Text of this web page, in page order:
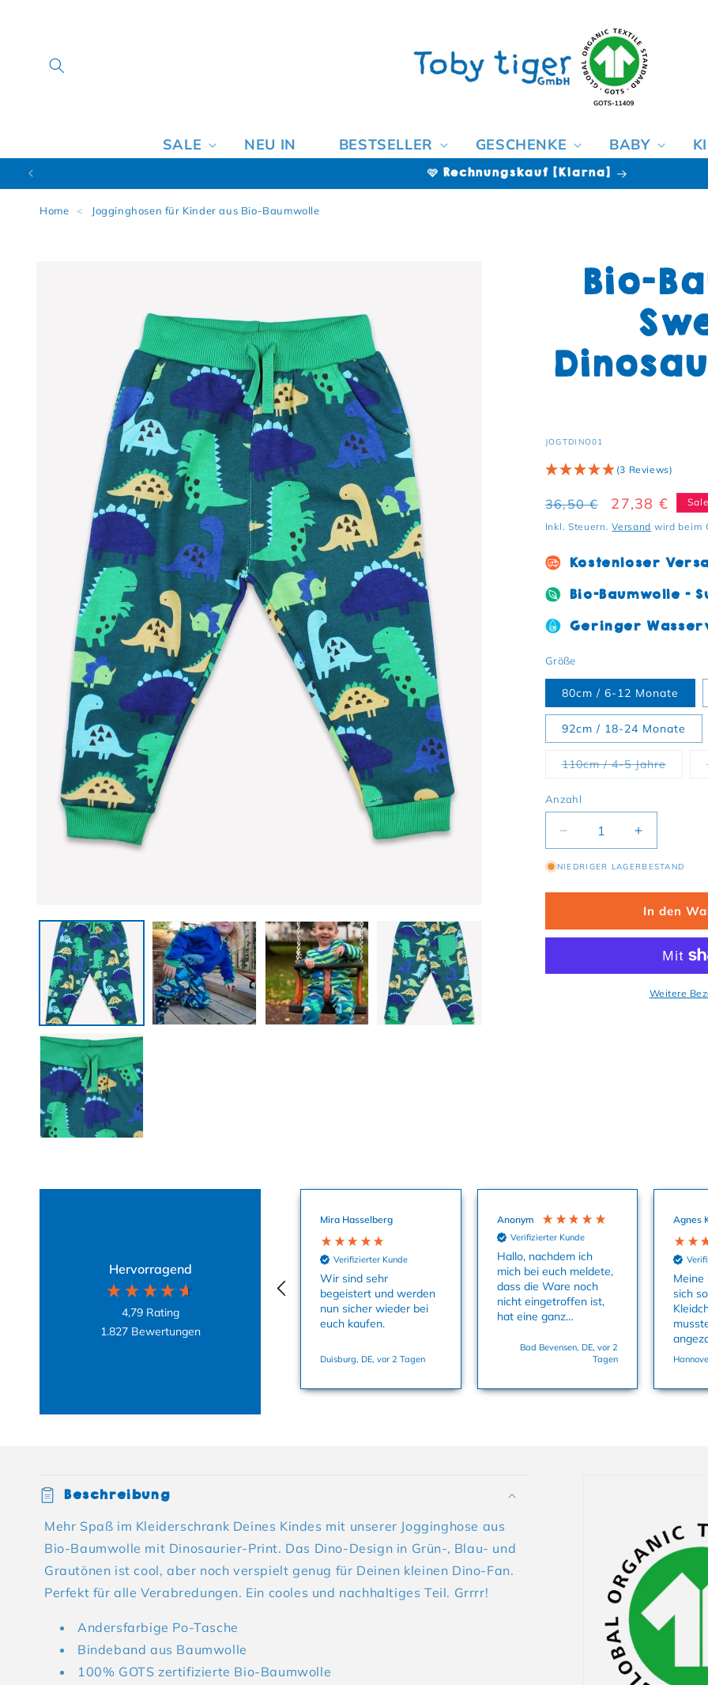
SALE NEU IN BESTSELLER GESCHENKE BABY
🩷 Rechnungskauf [Klarna]
Home < Jogginghosen für Kinder aus Bio-Baumwolle
Bio-
SKU:
JOGTDINO01
(3 Reviews)
Normaler Preis
36,50 € Verkaufspreis
27,38 € Sale
Inkl. Steuern.Versand wird beim
Kostenloser
Bio-Baumwolle -
Geringer
Größe
80cm / 6-12 Monate
92cm / 18-24 Monate
110cm / 4-5 Jahre
Anzahl
Verringere dieErhöhe
NIEDRIGER LAGERBESTAND
In den
Weitere
Hervorragend
4,79 Rating
1.827 Bewertungen
Mira Hasselberg
Verifizierter Kunde
Wir sind sehr
begeistert und werden
nun sicher wieder bei
euch kaufen.
Duisburg, DE, vor 2 Tagen
Anonym
Verifizierter Kunde
Hallo, nachdem ich
mich bei euch meldete,
dass die Ware noch
nicht eingetroffen ist,
hat eine ganz
uns sofort die
Babysachen zukommen
nochmals dafür. Viele
Bad Bevensen, DE, vor 2
Tagen
Agnes
Meine
sich
dass
und
Einklappbarer Inhalt
Beschreibung
Mehr Spaß im Kleiderschrank Deines Kindes mit unserer Jogginghose aus
Bio-Baumwolle mit Dinosaurier-Print. Das Dino-Design in Grün-, Blau- und
Grautönen ist cool, aber noch verspielt genug für Deinen kleinen Dino-Fan.
Perfekt für alle Verabredungen. Ein cooles und nachhaltiges Teil. Grrrr!
Andersfarbige Po-Tasche
Bindeband aus Baumwolle
100% GOTS zertifizierte Bio-Baumwolle